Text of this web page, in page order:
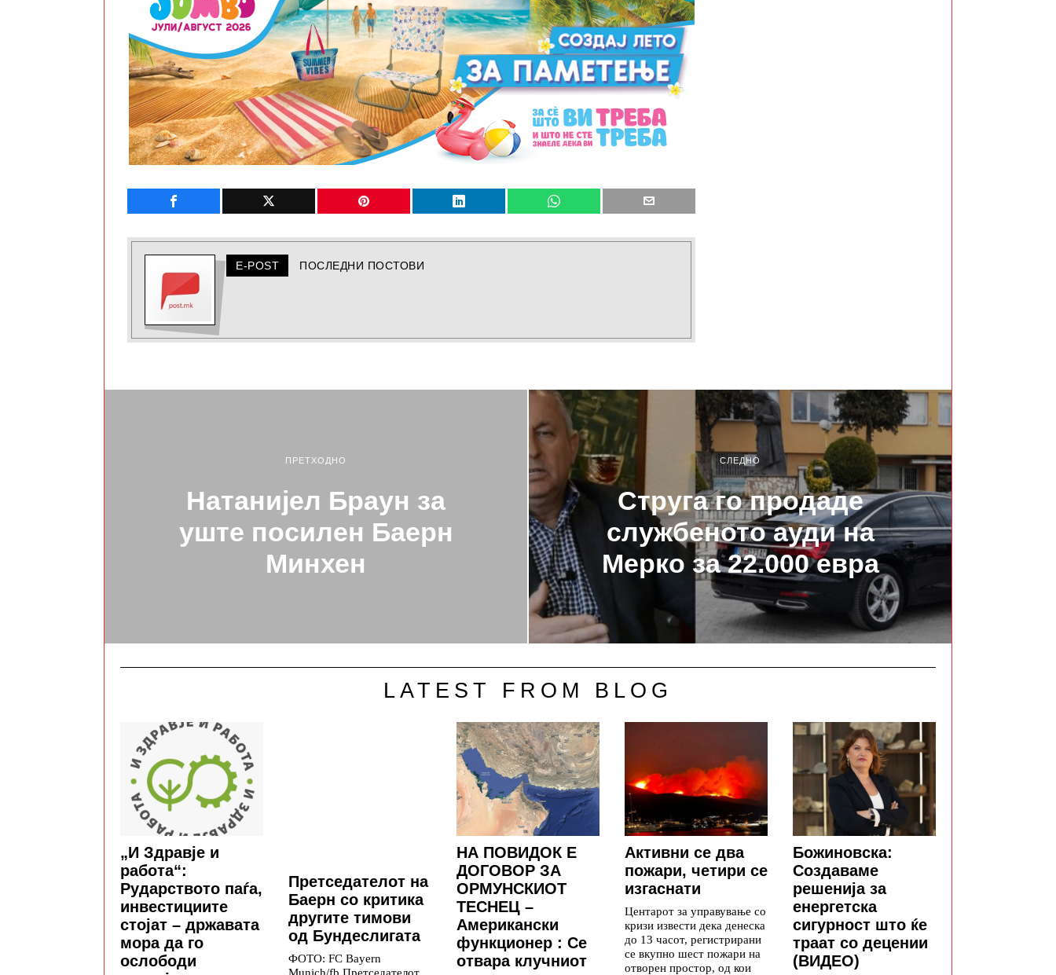
E-POST ПОСЛЕДНИ ПОСТОВИ
ПРЕТХОДНО
Натанијел Браун за
уште посилен Баерн
Минхен
СЛЕДНО
Струга го продаде
службеното ауди на
Мерко за 22.000 евра
LATEST FROM BLOG
„И Здравје и
работа“:
Рударството паѓа,
инвестициите
стојат – државата
мора да го
ослободи
Претседателот на
Баерн со критика
другите тимови
од Бундеслигата
ФОТО: FC Bayern
Munich/fb Претседателот
НА ПОВИДОК Е
ДОГОВОР ЗА
ОРМУНСКИОТ
ТЕСНЕЦ –
Американски
функционер : Се
отвара клучниот
Aктивни се два
пожари, четири се
изгаснати
Центарот за управување со
кризи извести дека денеска
до 13 часот, регистрирани
се вкупно шест пожари на
отворен простор, од кои
Божиновска:
Создаваме
решенија за
енергетска
сигурност што ќе
траат со децении
(ВИДЕО)